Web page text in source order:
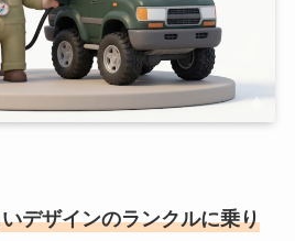
デザインのランクルに乗り